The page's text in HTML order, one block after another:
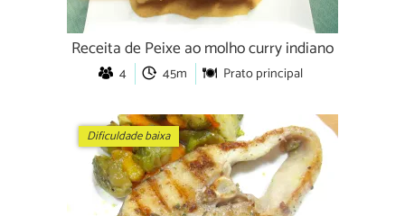
Receita de Peixe ao molho curry indiano
4 45m Prato principal
Dificuldade baixa